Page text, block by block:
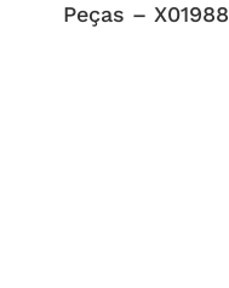
Peças – X01988